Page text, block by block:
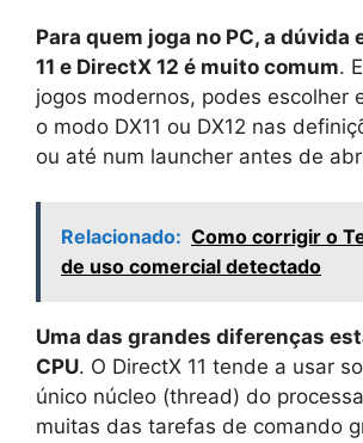
Para quem joga no PC, a dúvida
11 e DirectX 12 é muito comum.
jogos modernos, podes escolher
o modo DX11 ou DX12 nas
ou até num launcher antes de
Relacionado: Como corrigir o
de uso comercial detectado
Uma das grandes diferenças
CPU. O DirectX 11 tende a usar
único núcleo (thread) do
muitas das tarefas de comando